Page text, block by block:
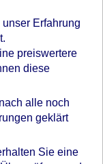
Erfahrung
preiswertere
diese
alle noch
geklärt
Sie eine